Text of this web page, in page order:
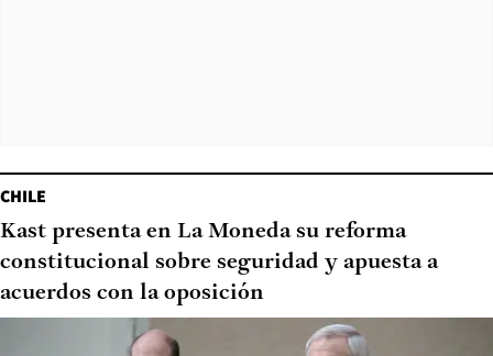
CHILE
Kast presenta en La Moneda su reforma
constitucional sobre seguridad y apuesta a
acuerdos con la oposición